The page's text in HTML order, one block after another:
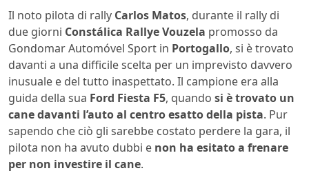
Il noto pilota di rally Carlos Matos, durante il rally di
due giorni Constálica Rallye Vouzela promosso da
Gondomar Automóvel Sport in Portogallo, si è trovato
davanti a una difficile scelta per un imprevisto davvero
inusuale e del tutto inaspettato. Il campione era alla
guida della sua Ford Fiesta F5, quando si è trovato un
cane davanti l’auto al centro esatto della pista. Pur
sapendo che ciò gli sarebbe costato perdere la gara, il
pilota non ha avuto dubbi e non ha esitato a frenare
per non investire il cane.